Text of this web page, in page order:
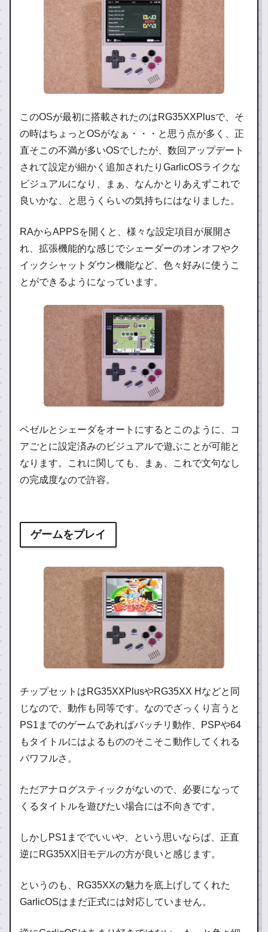
このOSが最初に搭載されたのはRG35XXPlusで、そ
の時はちょっとOSがなぁ・・・と思う点が多く、正
直そこの不満が多いOSでしたが、数回アップデート
されて設定が細かく追加されたりGarlicOSライクな
ビジュアルになり、まぁ、なんかとりあえずこれで
良いかな、と思うくらいの気持ちにはなりました。
RAからAPPSを開くと、様々な設定項目が展開さ
れ、拡張機能的な感じでシェーダーのオンオフやク
イックシャットダウン機能など、色々好みに使うこ
とができるようになっています。
ベゼルとシェーダをオートにするとこのように、コ
アごとに設定済みのビジュアルで遊ぶことが可能と
なります。これに関しても、まぁ、これで文句なし
の完成度なので許容。
ゲームをプレイ
チップセットはRG35XXPlusやRG35XX Hなどと同
じなので、動作も同等です。なのでざっくり言うと
PS1までのゲームであればバッチリ動作、PSPや64
もタイトルにはよるもののそこそこ動作してくれる
パワフルさ。
ただアナログスティックがないので、必要になって
くるタイトルを遊びたい場合には不向きです。
しかしPS1まででいいや、という思いならば、正直
逆にRG35XX旧モデルの方が良いと感じます。
というのも、RG35XXの魅力を底上げしてくれた
GarlicOSはまだ正式には対応していません。